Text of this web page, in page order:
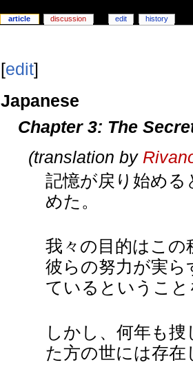
[edit]
Japanese
Chapter 3: The
(translation by
記憶が戻り始め
めた。
我々の目的はこの
彼らの努力が実
ているというこ
しかし、何年も
た方の世には存
article discussion edit history